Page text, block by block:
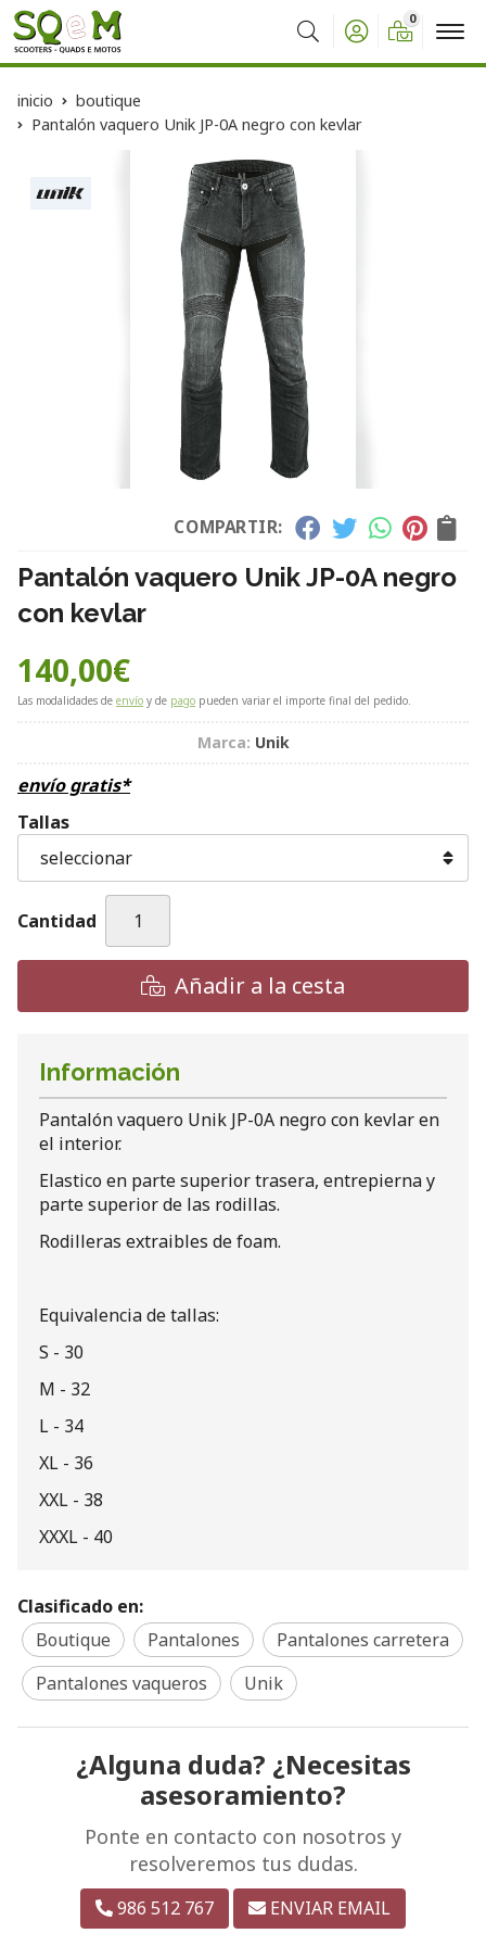
Buscar
0
inicio
boutique
Pantalón vaquero Unik JP-0A negro con kevlar
COMPARTIR:
Pantalón vaquero Unik JP-0A negro
con kevlar
140,00€
Las modalidades de envío y de pago pueden variar el importe final del pedido.
Marca: Unik
envío gratis*
Tallas
Cantidad
Añadir a la cesta
Información
Pantalón vaquero Unik JP-0A negro con kevlar en
el interior.
Elastico en parte superior trasera, entrepierna y
parte superior de las rodillas.
Rodilleras extraibles de foam.
Equivalencia de tallas:
S - 30
M - 32
L - 34
XL - 36
XXL - 38
XXXL - 40
Clasificado en:
Boutique
Pantalones
Pantalones carretera
Pantalones vaqueros
Unik
¿Alguna duda? ¿Necesitas
asesoramiento?
Ponte en contacto con nosotros y
resolveremos tus dudas.
986 512 767 ENVIAR EMAIL